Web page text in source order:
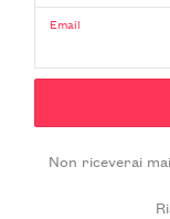
Email
Non riceverai